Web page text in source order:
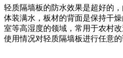
轻质隔墙板的防水效果是超好的
体装满水，板材的背面是保持干
室等高湿度的领域，常用于农村
使用情况对轻质隔墙板进行任意